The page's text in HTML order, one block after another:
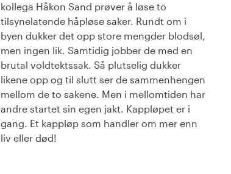
kollega Håkon Sand prøver å løse to
tilsynelatende håpløse saker. Rundt om i
byen dukker det opp store mengder blodsøl,
men ingen lik. Samtidig jobber de med en
brutal voldtektssak. Så plutselig dukker
likene opp og til slutt ser de sammenhengen
mellom de to sakene. Men i mellomtiden har
andre startet sin egen jakt. Kappløpet er i
gang. Et kappløp som handler om mer enn
liv eller død!